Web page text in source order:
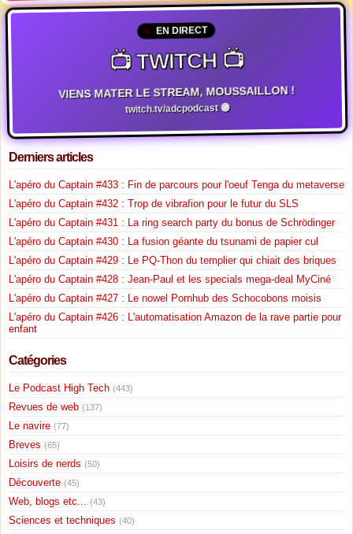
EN DIRECT
📺 TWITCH 📺
VIENS MATER LE STREAM, MOUSSAILLON !
twitch.tv/adcpodcast 🟣
Derniers articles
L'apéro du Captain #433 : Fin de parcours pour l'oeuf Tenga du metaverse
L'apéro du Captain #432 : Trop de vibrafion pour le futur du SLS
L'apéro du Captain #431 : La ring search party du bonus de Schrödinger
L'apéro du Captain #430 : La fusion géante du tsunami de papier cul
L'apéro du Captain #429 : Le PQ-Thon du templier qui chiait des briques
L'apéro du Captain #428 : Jean-Paul et les specials mega-deal MyCiné
L'apéro du Captain #427 : Le nowel Pornhub des Schocobons moisis
L'apéro du Captain #426 : L'automatisation Amazon de la rave partie pour
enfant
Catégories
Le Podcast High Tech (443)
Revues de web (137)
Le navire (77)
Breves (65)
Loisirs de nerds (50)
Découverte (45)
Web, blogs etc... (43)
Sciences et techniques (40)